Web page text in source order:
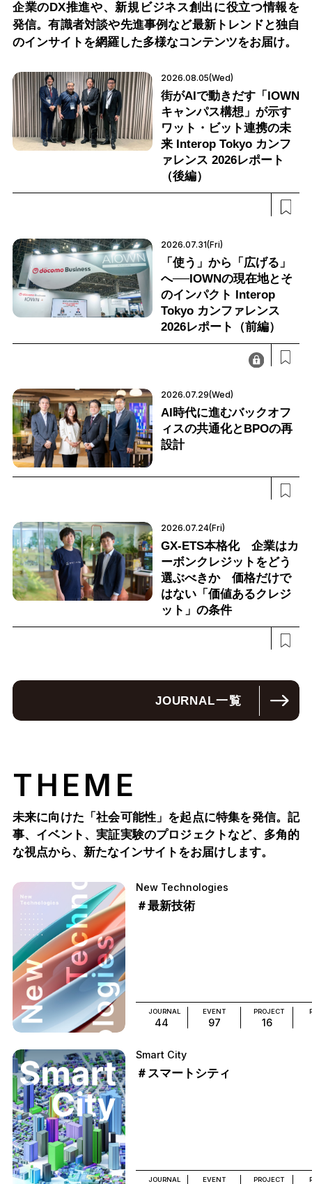
企業のDX推進や、新規ビジネス創出に役立つ情報を
発信。有識者対談や先進事例など最新トレンドと独自
のインサイトを網羅した多様なコンテンツをお届け。
2026.08.05(Wed)
街がAIで動きだす「IOWN
キャンパス構想」が示す
ワット・ビット連携の未
来 Interop Tokyo カンフ
ァレンス 2026レポート
（後編）
2026.07.31(Fri)
「使う」から「広げる」
へ──IOWNの現在地とそ
のインパクト Interop
Tokyo カンファレンス
2026レポート（前編）
2026.07.29(Wed)
AI時代に進むバックオフ
ィスの共通化とBPOの再
設計
2026.07.24(Fri)
GX-ETS本格化 企業はカ
ーボンクレジットをどう
選ぶべきか 価格だけで
はない「価値あるクレジ
ット」の条件
JOURNAL一覧
THEME
未来に向けた「社会可能性」を起点に特集を発信。記
事、イベント、実証実験のプロジェクトなど、多角的
な視点から、新たなインサイトをお届けします。
New Technologies
＃最新技術
JOURNAL
44
EVENT
97
PROJECT
16
Smart City
＃スマートシティ
JOURNAL EVENT PROJECT